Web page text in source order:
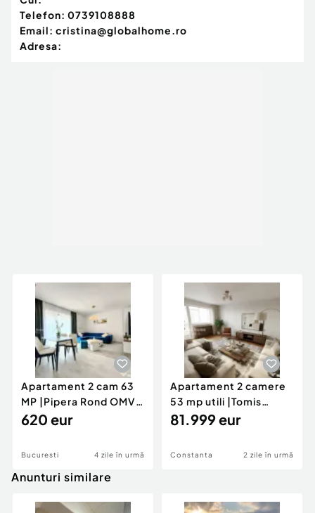
Telefon: 0739108888
Email: cristina@globalhome.ro
Adresa:
Apartament 2 cam 63
MP |Pipera Rond OMV-
Aviatiei |Loc Parcar
620 eur
Bucuresti 4 zile în urmă
Apartament 2 camere
53 mp utili |Tomis
Nord-Zona Rovere Stra
81.999 eur
Constanta 2 zile în urmă
Anunturi similare